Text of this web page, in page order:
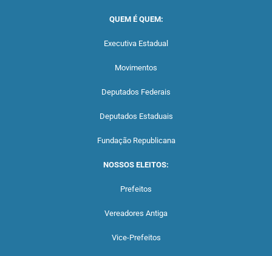
QUEM É QUEM:
Executiva Estadual
Movimentos
Deputados Federais
Deputados Estaduais
Fundação Republicana
NOSSOS ELEITOS:
Prefeitos
Vereadores Antiga
Vice-Prefeitos